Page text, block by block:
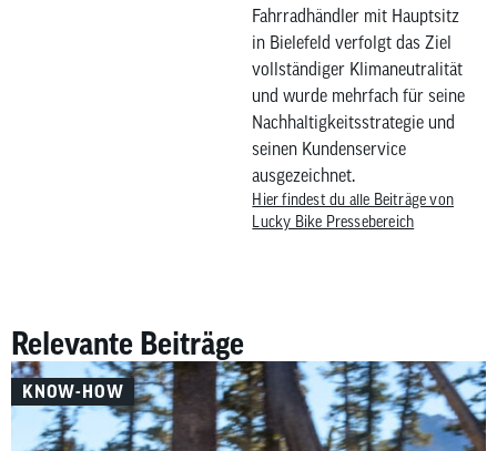
Fahrradhändler mit Hauptsitz
in Bielefeld verfolgt das Ziel
vollständiger Klimaneutralität
und wurde mehrfach für seine
Nachhaltigkeitsstrategie und
seinen Kundenservice
ausgezeichnet.
Hier findest du alle Beiträge von
Lucky Bike Pressebereich
Relevante Beiträge
KNOW-HOW